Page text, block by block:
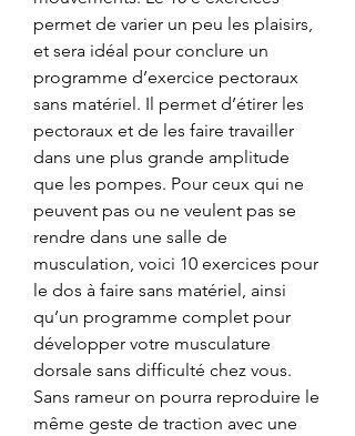
permet de varier un peu les plaisirs,
et sera idéal pour conclure un
programme d’exercice pectoraux
sans matériel. Il permet d’étirer les
pectoraux et de les faire travailler
dans une plus grande amplitude
que les pompes. Pour ceux qui ne
peuvent pas ou ne veulent pas se
rendre dans une salle de
musculation, voici 10 exercices pour
le dos à faire sans matériel, ainsi
qu’un programme complet pour
développer votre musculature
dorsale sans difficulté chez vous.
Sans rameur on pourra reproduire le
même geste de traction avec une